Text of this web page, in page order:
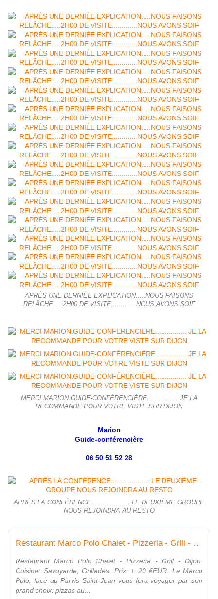
APRÈS UNE DERNIÈE EXPLICATION.....NOUS FAISONS
RELÂCHE.....2H00 DE VISITE.............NOUS AVONS SOIF
MERCI MARION.GUIDE-CONFÉRENCIÈRE................ JE LA
RECOMMANDE POUR VOTRE VISTE SUR DIJON
Marion
Guide-conférencière
06 50 51 52 28
APRÈS LA CONFÉRENCE.................... LE DEUXIÈME GROUPE
NOUS REJOINDRA AU RESTO
Restaurant Marco Polo Chalet - Pizzeria - Grill - Dijon
Restaurant Marco Polo Chalet - Pizzeria - Grill - Dijon.
Cuisine: Savoyarde, Grillades. Prix: ± 20 €EUR. Le Marco
Polo, face au Parvis Saint-Jean vous fera voyager par son
grand choix: pizzas au...